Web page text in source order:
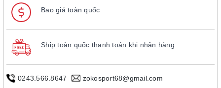
Bao giá toàn quốc
Ship toàn quốc thanh toán khi nhận hàng
0243.566.8647 zokosport68@gmail.com